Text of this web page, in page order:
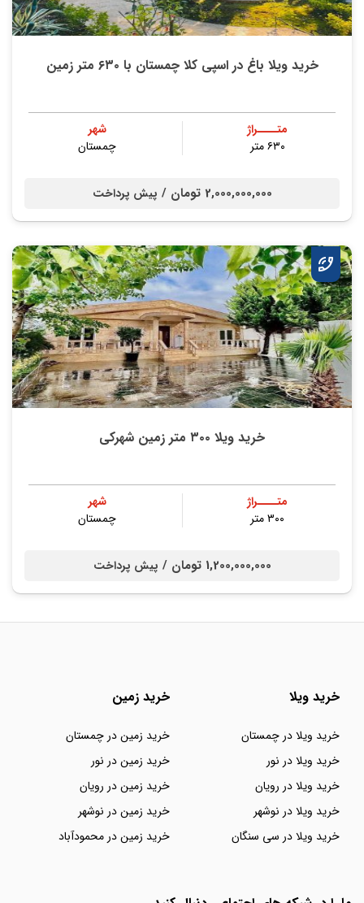
خرید ویلا باغ در اسپی کلا چمستان با ۶۳۰ متر زمین
متــــراژ
۶۳۰ متر
شهر
چمستان
2,000,000,000 تومان / پیش پرداخت
خرید ویلا ۳۰۰ متر زمین شهرکی
متــــراژ
۳۰۰ متر
شهر
چمستان
1,200,000,000 تومان / پیش پرداخت
خرید ویلا
خرید ویلا در چمستان
خرید ویلا در نور
خرید ویلا در رویان
خرید ویلا در نوشهر
خرید ویلا در سی سنگان
خرید زمین
خرید زمین در چمستان
خرید زمین در نور
خرید زمین در رویان
خرید زمین در نوشهر
خرید زمین در محمودآباد